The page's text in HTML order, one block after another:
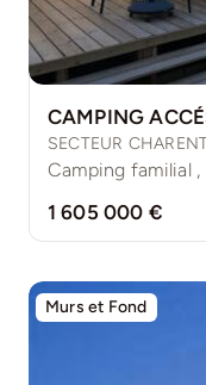
CAMPING
SECTEUR
1 605 000 €
Murs et Fond